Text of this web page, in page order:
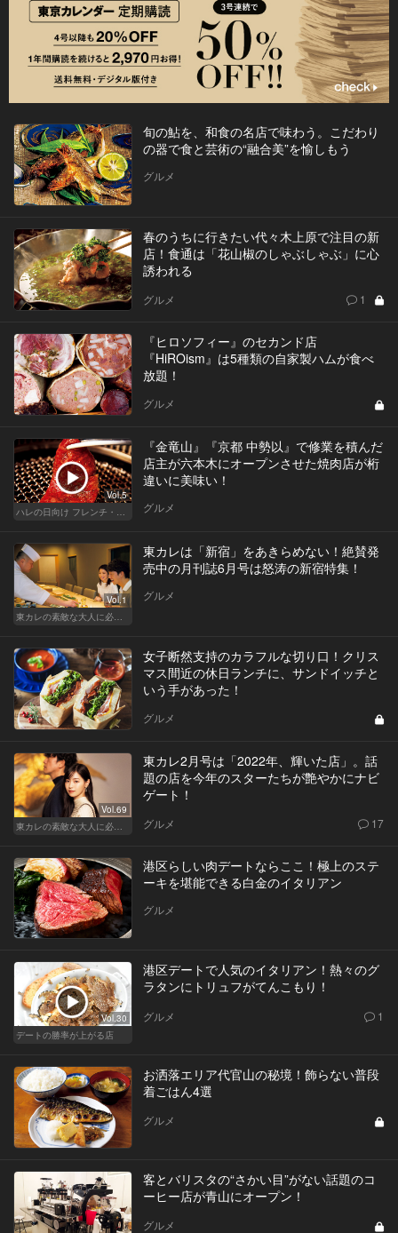
旬の鮎を、和食の名店で味わう。こだわり
の器で食と芸術の“融合美”を愉しもう
グルメ
春のうちに行きたい代々木上原で注目の新
店！食通は「花山椒のしゃぶしゃぶ」に心
誘われる
グルメ 1
『ヒロソフィー』のセカンド店
『HiROism』は5種類の自家製ハムが食べ
放題！
グルメ
Vol.5
『金竜山』『京都 中勢以』で修業を積んだ
店主が六本木にオープンさせた焼肉店が桁
違いに美味い！
グルメ
Vol.1
東カレは「新宿」をあきらめない！絶賛発
売中の月刊誌6月号は怒涛の新宿特集！
グルメ
女子断然支持のカラフルな切り口！クリス
マス間近の休日ランチに、サンドイッチと
いう手があった！
グルメ
Vol.69
東カレ2月号は「2022年、輝いた店」。話
題の店を今年のスターたちが艶やかにナビ
ゲート！
グルメ 17
港区らしい肉デートならここ！極上のステ
ーキを堪能できる白金のイタリアン
グルメ
Vol.30
デートの勝率が上がる店
港区デートで人気のイタリアン！熱々のグ
ラタンにトリュフがてんこもり！
グルメ 1
お洒落エリア代官山の秘境！飾らない普段
着ごはん4選
グルメ
客とバリスタの“さかい目”がない話題のコ
ーヒー店が青山にオープン！
グルメ